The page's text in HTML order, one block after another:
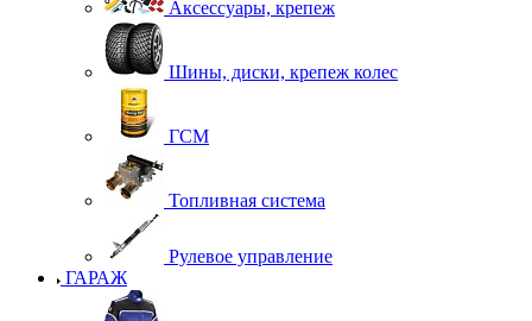
Аксессуары, крепеж
Шины, диски, крепеж колес
ГСМ
Топливная система
Рулевое управление
ГАРАЖ